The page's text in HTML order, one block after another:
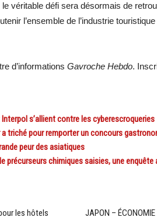
véritable défi sera désormais de
l’ensemble de l’industrie
d’informations Gavroche Hebdo.
Interpol s’allient contre les cyberescroqueries
a triché pour remporter un concours
peur des asiatiques
précurseurs chimiques saisies, une
les hôtels
JAPON –